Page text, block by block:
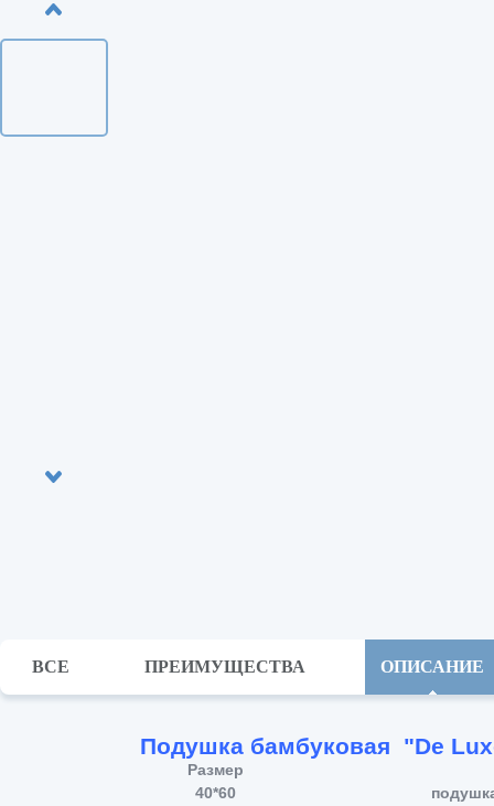
ВСЕ ПРЕИМУЩЕСТВА ОПИСАНИЕ
Подушка бамбуковая "De
Размер
40*60